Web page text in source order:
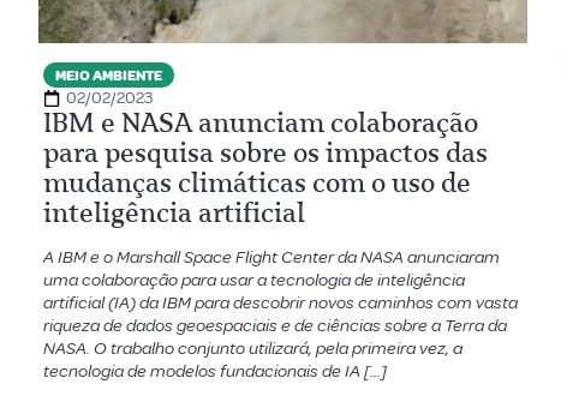
MEIO AMBIENTE
02/02/2023
IBM e NASA anunciam colaboração
para pesquisa sobre os impactos das
mudanças climáticas com o uso de
inteligência artificial
A IBM e o Marshall Space Flight Center da NASA anunciaram
uma colaboração para usar a tecnologia de inteligência
artificial (IA) da IBM para descobrir novos caminhos com vasta
riqueza de dados geoespaciais e de ciências sobre a Terra da
NASA. O trabalho conjunto utilizará, pela primeira vez, a
tecnologia de modelos fundacionais de IA […]